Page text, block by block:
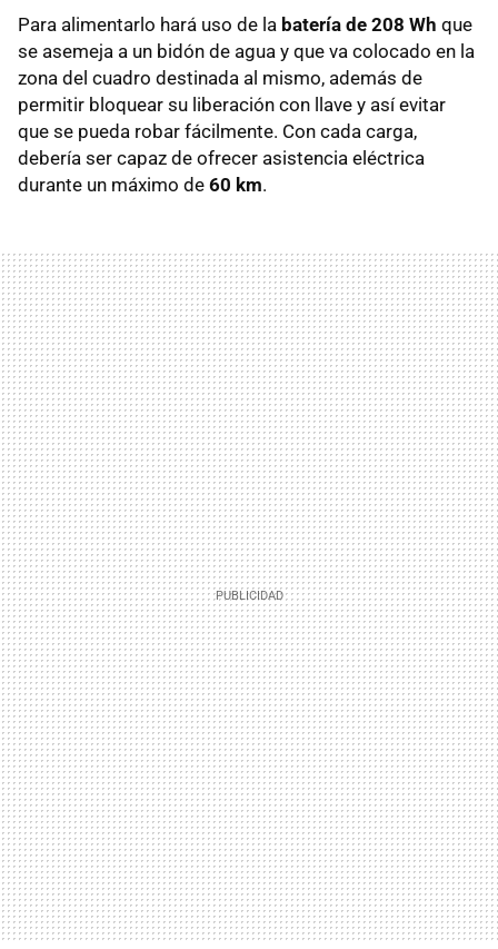
Para alimentarlo hará uso de la batería de 208 Wh que
se asemeja a un bidón de agua y que va colocado en la
zona del cuadro destinada al mismo, además de
permitir bloquear su liberación con llave y así evitar
que se pueda robar fácilmente. Con cada carga,
debería ser capaz de ofrecer asistencia eléctrica
durante un máximo de 60 km.